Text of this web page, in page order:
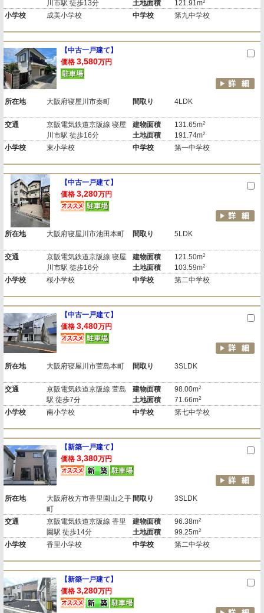
川市駅 徒歩13分
土地面積
121.91m2
小学校 成美小学校 中学校 第九中学校
【中古一戸建て】
価格 3,580万円
所在地 大阪府寝屋川市秦町 間取り 4LDK
交通
京阪電気鉄道京阪線 寝屋
川市駅 徒歩16分
建物面積
土地面積
131.65m2
191.74m2
小学校 東小学校 中学校 第一中学校
【中古一戸建て】
価格 3,280万円
所在地 大阪府寝屋川市池田本町 間取り 5LDK
交通
京阪電気鉄道京阪線 寝屋
川市駅 徒歩16分
建物面積
土地面積
121.50m2
103.59m2
小学校 桜小学校 中学校 第二中学校
【中古一戸建て】
価格 3,480万円
所在地 大阪府寝屋川市萱島本町 間取り 3SLDK
交通
京阪電気鉄道京阪線 萱島
駅 徒歩7分
建物面積
土地面積
98.00m2
71.66m2
小学校 南小学校 中学校 第七中学校
【新築一戸建て】
価格 3,380万円
所在地
大阪府枚方市香里園山之手
町
間取り 3SLDK
交通
京阪電気鉄道京阪線 香里
園駅 徒歩14分
建物面積
土地面積
96.38m2
99.25m2
小学校 香里小学校 中学校 第二中学校
【新築一戸建て】
価格 3,280万円